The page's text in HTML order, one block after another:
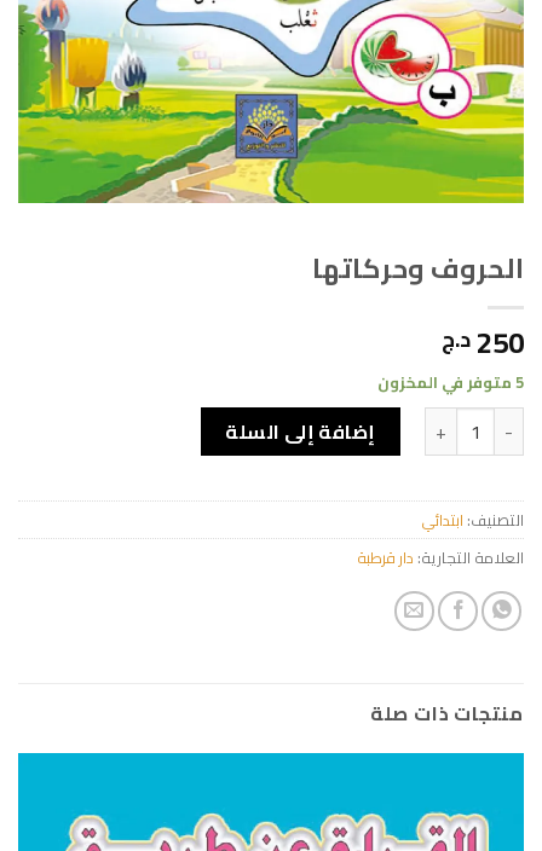
الحروف وحركاتها
250د.ج
5 متوفر في المخزون
كمية الحروف وحركاتهاإضافة إلى السلة
التصنيف: ابتدائي
العلامة التجارية: دار قرطبة
منتجات ذات صلة